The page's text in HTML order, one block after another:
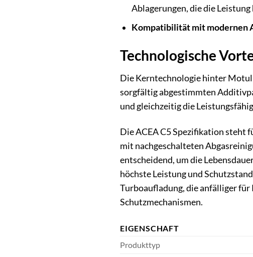
Ablagerungen, die die
Kompatibilität mit modernen
Technologische
Die Kerntechnologie hinter
sorgfältig abgestimmten
und gleichzeitig die
Die ACEA C5 Spezifikation steht
mit nachgeschalteten
entscheidend, um die
höchste Leistung und
Turboaufladung, die anfälliger
Schutzmechanismen.
EIGENSCHAFT
Produkttyp